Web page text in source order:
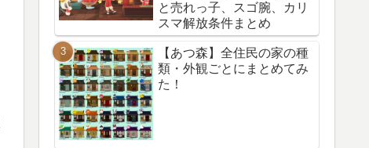
と売れっ子、スゴ腕、カリ
スマ解放条件まとめ
【あつ森】全住民の家の種
類・外観ごとにまとめてみ
た！